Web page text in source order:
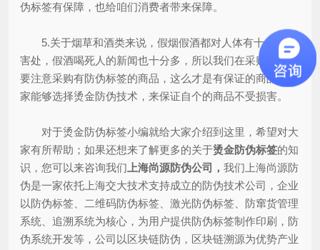
伪标签有保障，也给咱们消费者带来保障。
5.关于烟草和酒类来说，假烟假酒都对人体有十分大的
害处，假酒喝死人的新闻也十分多，所以我们在采购上一定
要注意采购有防伪标签的商品，这么才是有保证的商品，厂
家能够选择烫金防伪技术，来保证自个的商品不受损害。
对于烫金防伪标签小编就给大家介绍到这里，希望对大
家有所帮助；如果还想来了解更多的关于烫金防伪标签的知
识，您可以来咨询我们 上海尚源防伪公司， 我们上海尚源防
伪是一家依托上海交大技术支持成立的防伪技术公司，企业
以防伪标签、二维码防伪标签、激光防伪标签、防窜货管理
系统、追溯系统为核心，为用户提供防伪标签制作印刷，防
伪系统开发等，公司以区块链防伪，区块链溯源为优势产业